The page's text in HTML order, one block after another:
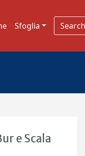
Sfoglia
e Scala